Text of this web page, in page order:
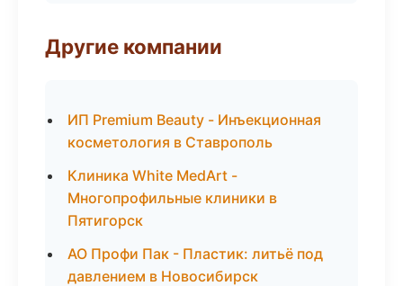
Другие компании
ИП Premium Beauty - Инъекционная
косметология в Ставрополь
Клиника White MedArt -
Многопрофильные клиники в
Пятигорск
АО Профи Пак - Пластик: литьё под
давлением в Новосибирск